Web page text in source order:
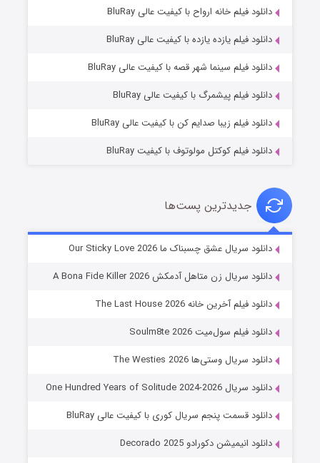
شوهر
عملیات آپارتمان
قسمت۲ (زیرنویس) منتشر شد
دانلود فیلم خانه ارواح با کیفیت عالی BluRay
دانلود فیلم یازده یازده با کیفیت عالی BluRay
دانلود فیلم سینما شهر قصه با کیفیت عالی BluRay
دانلود فیلم پیشمرگ با کیفیت عالی BluRay
دانلود فیلم زیبا صدایم کن با کیفیت عالی BluRay
دانلود فیلم کوکتل مولوتوف با کیفیت BluRay
جدیدترین پست‌ها
دانلود سریال عشق چسبناک ما Our Sticky Love 2026
دانلود سریال زن متاهل آدمکش A Bona Fide Killer 2026
دانلود فیلم آخرین خانه The Last House 2026
دانلود فیلم سول‌میت Soulm8te 2026
دانلود سریال وستی‌ها The Westies 2026
دانلود سریال One Hundred Years of Solitude 2024-2026
دانلود قسمت پنجم سریال کوری با کیفیت عالی BluRay
دانلود انیمیشن دکورادو Decorado 2025